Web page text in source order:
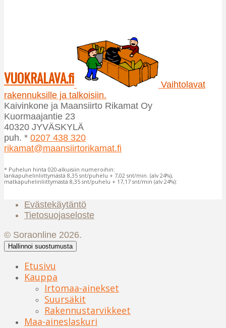
tuotteen
sivulla.
muunnelma.
Voit
tehdä
valinnat
tuotteen
VUOKRALAVA.fi
Vaihtolavat
rakennuksille ja talkoisiin.
Kaivinkone ja Maansiirto Rikamat Oy
Kuormaajantie 23
40320 JYVÄSKYLÄ
puh. * 0207 438 320
rikamat@maansiirtorikamat.fi
* Puhelun hinta 020-alkuisiin numeroihin:
lankapuhelinliittymästä 8,35 snt/puhelu + 7,02 snt/min. (alv 24%),
matkapuhelinliittymästä 8,35 snt/puhelu + 17,17 snt/min (alv 24%):
Evästekäytäntö
Tietosuojaseloste
© Soraonline 2026.
Hallinnoi suostumusta
Etusivu
Kauppa
Irtomaa-ainekset
Suursäkit
Rakennustarvikkeet
Maa-aineslaskuri